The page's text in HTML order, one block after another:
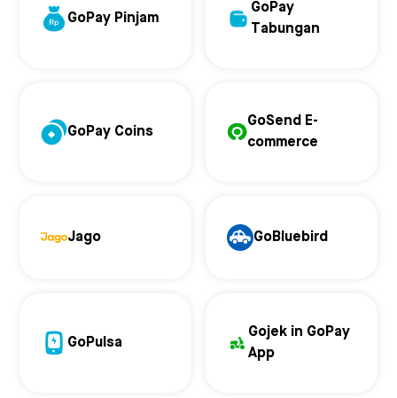
GoPay Pinjam
GoPay
Tabungan
GoPay Coins
GoSend E-
commerce
Jago GoBluebird
GoPulsa
Gojek in GoPay
App